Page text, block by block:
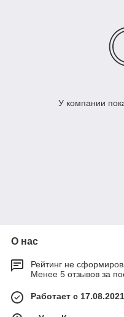
У компании
О нас
Рейтинг не
Менее 5 отзывов за
Работает с 17.08.2021